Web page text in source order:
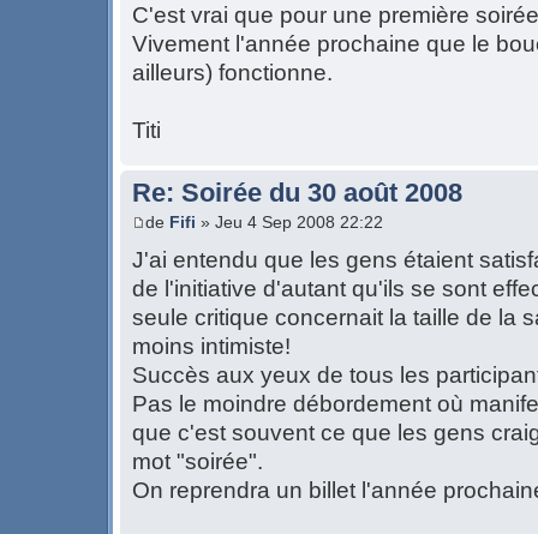
C'est vrai que pour une première
Vivement l'année prochaine que le
ailleurs) fonctionne.
Titi
Re: Soirée du 30 août 2008
de Fifi » Jeu 4 Sep 2008 22:22
J'ai entendu que les gens étaient
de l'initiative d'autant qu'ils se sont
seule critique concernait la taille de la
moins intimiste!
Succès aux yeux de tous les
Pas le moindre débordement où
que c'est souvent ce que les gens
mot "soirée".
On reprendra un billet l'année